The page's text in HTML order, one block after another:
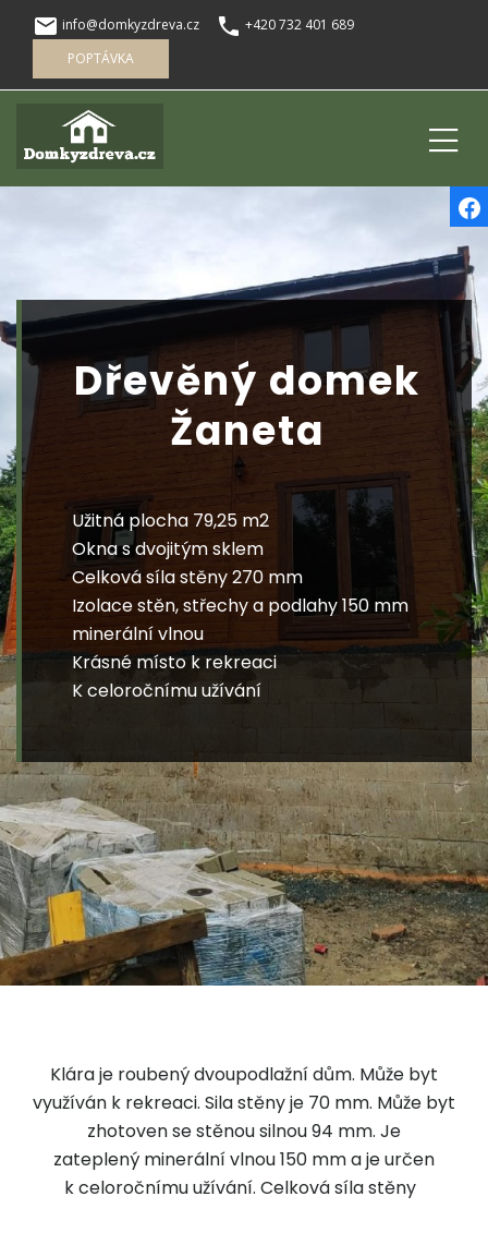
Dřevěný domek
Žaneta
Užitná plocha 79,25 m2
Okna s dvojitým sklem
Celková síla stěny 270 mm
Izolace stěn, střechy a podlahy 150 mm
minerální vlnou
Krásné místo k rekreaci
K celoročnímu užívání
Klára je roubený dvoupodlažní dům. Může byt
využíván k rekreaci. Sila stěny je 70 mm. Může byt
zhotoven se stěnou silnou 94 mm. Je
zateplený minerální vlnou 150 mm a je určen
k celoročnímu užívání. Celková síla stěny
local_post_office info@domkyzdreva.cz phone +420 732 401 689
POPTÁVKA